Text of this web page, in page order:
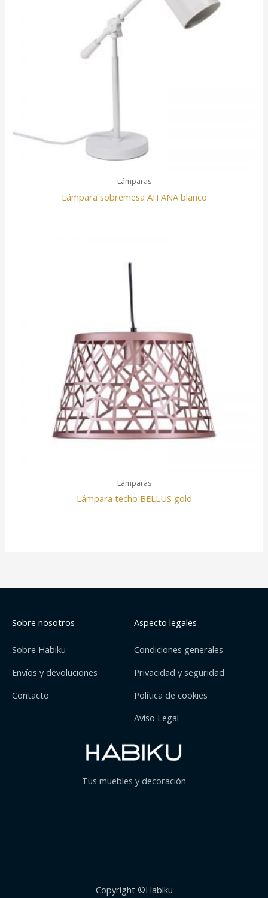
Lámparas
Lámpara sobremesa AITANA blanco
Lámparas
Lámpara techo BELLUS gold
Sobre nosotros
Sobre Habiku
Envíos y devoluciones
Contacto
Aspecto legales
Condiciones generales
Privacidad y seguridad
Política de cookies
Aviso Legal
Tus muebles y decoración
Copyright ©Habiku